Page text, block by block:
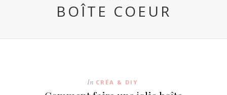
BOÎTE COEUR
In CRÉA & DIY